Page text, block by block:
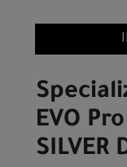
EVO
SILVER